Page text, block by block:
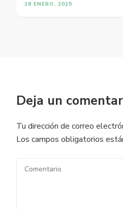
28 ENERO, 2025
Deja un
Tu dirección de correo
Los campos obligatorios